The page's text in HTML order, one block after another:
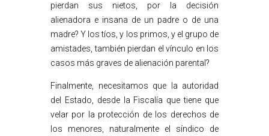
pierdan sus nietos, por la decisión
alienadora e insana de un padre o de una
madre? Y los tíos, y los primos, y el grupo de
amistades, también pierdan el vínculo en los
casos más graves de alienación parental?
Finalmente, necesitamos que la autoridad
del Estado, desde la Fiscalía que tiene que
velar por la protección de los derechos de
los menores, naturalmente el síndico de